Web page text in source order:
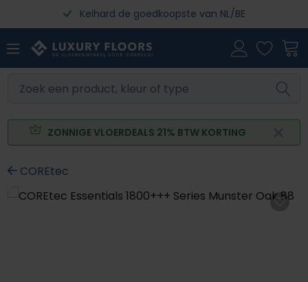
Ga naar de hoofdinhoudKeihard de goedkoopste van NL/BE
ZONNIGE VLOERDEALS 21% BTW KORTING
COREtec
Afbeeldingengalerij overslaan